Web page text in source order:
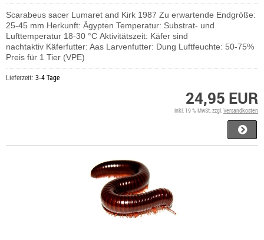
Scarabeus sacer Lumaret and Kirk 1987 Zu erwartende Endgröße:
25-45 mm Herkunft: Ägypten Temperatur: Substrat- und
Lufttemperatur 18-30 °C Aktivitätszeit: Käfer sind
nachtaktiv Käferfutter: Aas Larvenfutter: Dung Luftfeuchte: 50-75%
Preis für 1 Tier (VPE)
Lieferzeit: 3-4 Tage
24,95 EUR
inkl. 19 % MwSt. zzgl. Versandkosten